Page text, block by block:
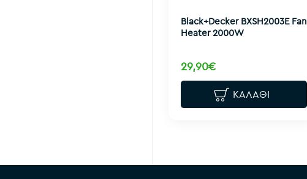
Black+Decker BXSH2003E Fan
Heater 2000W
29,90€
ΚΑΛΆΘΙ